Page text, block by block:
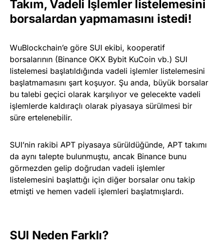
Takım, Vadeli İşlemler listelemesini
borsalardan yapmamasını istedi!
WuBlockchain’e göre SUI ekibi, kooperatif
borsalarının (Binance OKX Bybit KuCoin vb.) SUI
listelemesi başlatıldığında vadeli işlemler listelemesini
başlatmamasını şart koşuyor. Şu anda, büyük borsalar
bu talebi geçici olarak karşılıyor ve gelecekte vadeli
işlemlerde kaldıraçlı olarak piyasaya sürülmesi bir
süre ertelenebilir.
SUI’nin rakibi APT piyasaya sürüldüğünde, APT takımı
da aynı talepte bulunmuştu, ancak Binance bunu
görmezden gelip doğrudan vadeli işlemler
listelemesini başlattığı için diğer borsalar onu takip
etmişti ve hemen vadeli işlemleri başlatmışlardı.
SUI Neden Farklı?